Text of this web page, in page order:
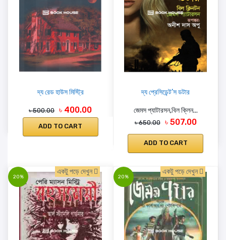
দ্য রেড হাউস মিস্ট্রি
৳ 500.00 ৳ 400.00
ADD TO CART
দ্য প্রেসিডেন্ট’স ডটার
জেমস প্যাটারসন,বিল ক্লিন...
৳ 650.00 ৳ 507.00
ADD TO CART
20%
একটু পড়ে দেখুন
20%
একটু পড়ে দেখুন